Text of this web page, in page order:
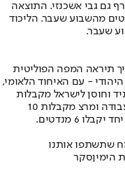
גם גבי אשכנזי. התוצאה
היא 35 מנדטים - עלייה של 3 מנדטים מהשבוע שעבר. הליכוד
תיראה המפה הפוליטית
- עם האיחוד הלאומי,
וחוסן לישראל מקבלות
במקרה זה 30 מנדטים, בדיוק כמו הליכוד. העבודה ומרצ מקבלות 10
6 מנדטים.
שתשתפו אותנו
הימיןסקר